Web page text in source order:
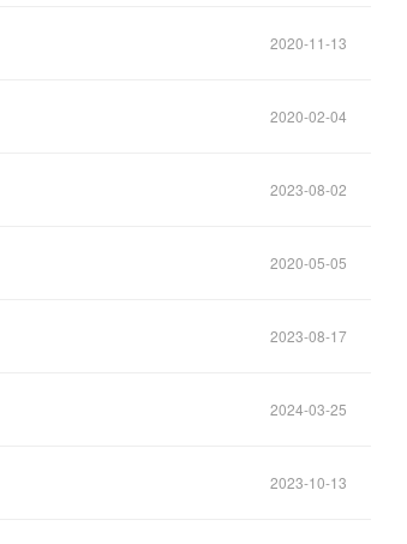
2020-11-13
2020-02-04
2023-08-02
2020-05-05
2023-08-17
2024-03-25
2023-10-13